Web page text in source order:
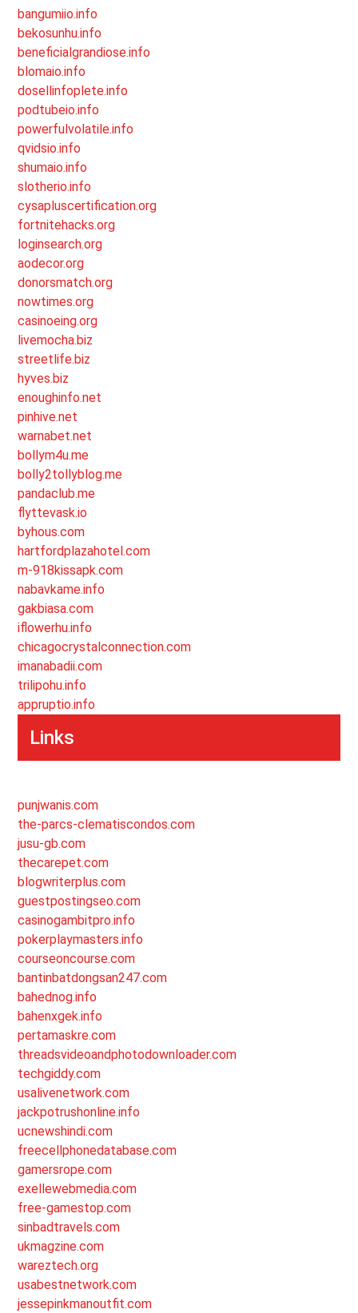
bangumiio.info
bekosunhu.info
beneficialgrandiose.info
blomaio.info
dosellinfoplete.info
podtubeio.info
powerfulvolatile.info
qvidsio.info
shumaio.info
slotherio.info
cysapluscertification.org
fortnitehacks.org
loginsearch.org
aodecor.org
donorsmatch.org
nowtimes.org
casinoeing.org
livemocha.biz
streetlife.biz
hyves.biz
enoughinfo.net
pinhive.net
warnabet.net
bollym4u.me
bolly2tollyblog.me
pandaclub.me
flyttevask.io
byhous.com
hartfordplazahotel.com
m-918kissapk.com
nabavkame.info
gakbiasa.com
iflowerhu.info
chicagocrystalconnection.com
imanabadii.com
trilipohu.info
appruptio.info
Links
punjwanis.com
the-parcs-clematiscondos.com
jusu-gb.com
thecarepet.com
blogwriterplus.com
guestpostingseo.com
casinogambitpro.info
pokerplaymasters.info
courseoncourse.com
bantinbatdongsan247.com
bahednog.info
bahenxgek.info
pertamaskre.com
threadsvideoandphotodownloader.com
techgiddy.com
usalivenetwork.com
jackpotrushonline.info
ucnewshindi.com
freecellphonedatabase.com
gamersrope.com
exellewebmedia.com
free-gamestop.com
sinbadtravels.com
ukmagzine.com
wareztech.org
usabestnetwork.com
jessepinkmanoutfit.com